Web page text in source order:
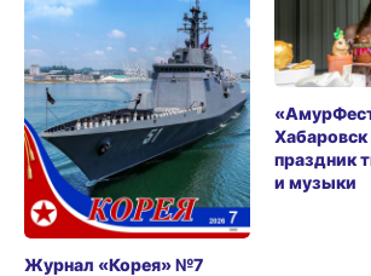
Журнал «Корея» №7
Хабаровск
праздник
и музыки